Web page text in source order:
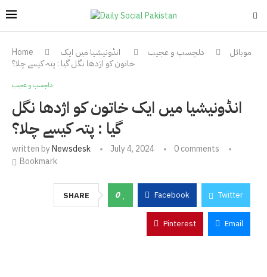
Home موبائل دلچسپ و عجیب
انڈونیشیا میں ایک
خاتون کو اژدھا نگل گیا : پتہ کیسے چلا؟
دلچسپ و عجیب
انڈونیشیا میں ایک خاتون کو اژدھا نگل
گیا : پتہ کیسے چلا؟
written byNewsdesk July 4, 2024
0 comments
Bookmark
SHARE 0 Facebook Twitter
Pinterest Email